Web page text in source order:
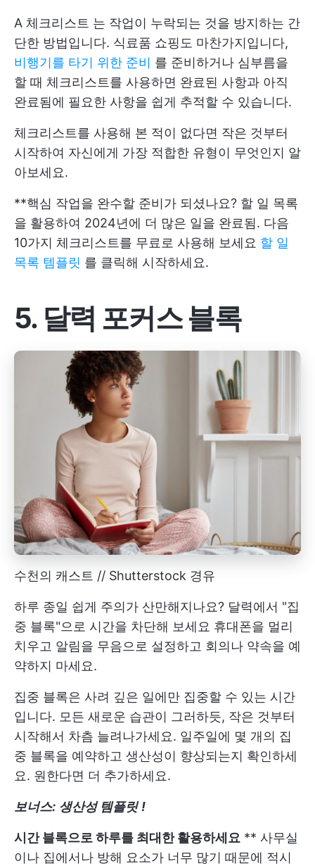
A 체크리스트 는 작업이 누락되는 것을 방지하는 간
단한 방법입니다. 식료품 쇼핑도 마찬가지입니다,
비행기를 타기 위한 준비 를 준비하거나 심부름을
할 때 체크리스트를 사용하면 완료된 사항과 아직
완료됨에 필요한 사항을 쉽게 추적할 수 있습니다.
체크리스트를 사용해 본 적이 없다면 작은 것부터
시작하여 자신에게 가장 적합한 유형이 무엇인지 알
아보세요.
**핵심 작업을 완수할 준비가 되셨나요? 할 일 목록
을 활용하여 2024년에 더 많은 일을 완료됨. 다음
10가지 체크리스트를 무료로 사용해 보세요 할 일
목록 템플릿 를 클릭해 시작하세요.
5. 달력 포커스 블록
수천의 캐스트 // Shutterstock 경유
하루 종일 쉽게 주의가 산만해지나요? 달력에서 "집
중 블록"으로 시간을 차단해 보세요 휴대폰을 멀리
치우고 알림을 무음으로 설정하고 회의나 약속을 예
약하지 마세요.
집중 블록은 사려 깊은 일에만 집중할 수 있는 시간
입니다. 모든 새로운 습관이 그러하듯, 작은 것부터
시작해서 차츰 늘려나가세요. 일주일에 몇 개의 집
중 블록을 예약하고 생산성이 향상되는지 확인하세
요. 원한다면 더 추가하세요.
보너스: 생산성 템플릿 !
시간 블록으로 하루를 최대한 활용하세요 ** 사무실
이나 집에서나 방해 요소가 너무 많기 때문에 적시